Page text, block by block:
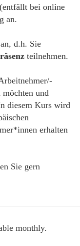
bei online
an.
d.h. Sie
teilnehmen.
und
diesem Kurs wird
erhalten
Sie gern
monthly.